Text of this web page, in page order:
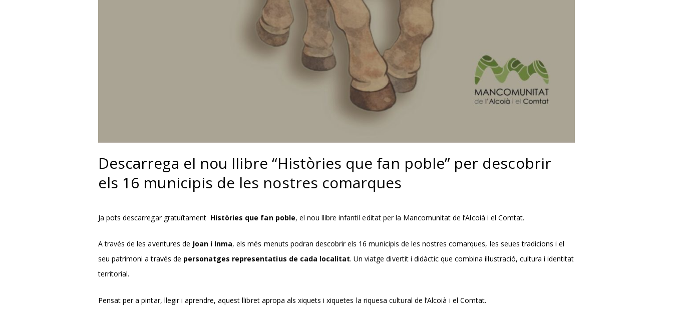
Descarrega el nou llibre “Històries que fan poble” per descobrir
els 16 municipis de les nostres comarques
Ja pots descarregar gratuïtament Històries que fan poble, el nou llibre infantil editat per la Mancomunitat de l’Alcoià i el Comtat.
A través de les aventures de Joan i Inma, els més menuts podran descobrir els 16 municipis de les nostres comarques, les seues tradicions i el
seu patrimoni a través de personatges representatius de cada localitat. Un viatge divertit i didàctic que combina il·lustració, cultura i identitat
territorial.
Pensat per a pintar, llegir i aprendre, aquest llibret apropa als xiquets i xiquetes la riquesa cultural de l’Alcoià i el Comtat.